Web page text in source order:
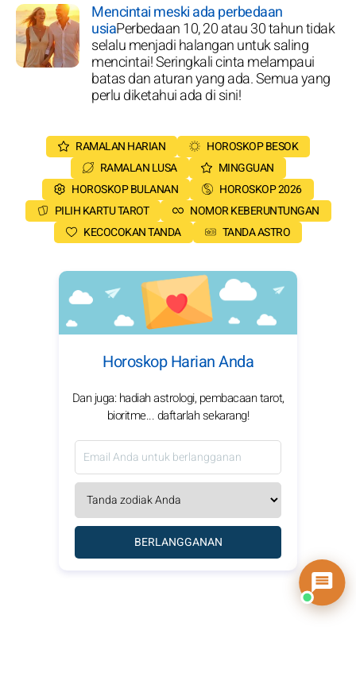
Mencintai meski ada perbedaan
usiaPerbedaan 10, 20 atau 30 tahun tidak
selalu menjadi halangan untuk saling
mencintai! Seringkali cinta melampaui
batas dan aturan yang ada. Semua yang
perlu diketahui ada di sini!
RAMALAN HARIAN
HOROSKOP BESOK
RAMALAN LUSA
MINGGUAN
HOROSKOP BULANAN
HOROSKOP 2026
PILIH KARTU TAROT
NOMOR KEBERUNTUNGAN
KECOCOKAN TANDA
TANDA ASTRO
Horoskop Harian Anda
Dan juga: hadiah astrologi, pembacaan tarot,
bioritme... daftarlah sekarang!
BERLANGGANAN